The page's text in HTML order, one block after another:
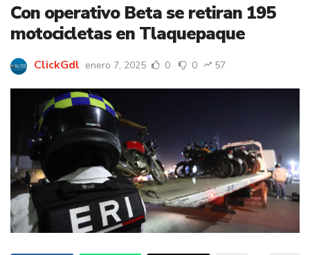
Con operativo Beta se retiran 195
motocicletas en Tlaquepaque
ClickGdl enero 7, 2025 0 0 57